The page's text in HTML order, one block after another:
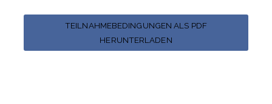
TEILNAHMEBEDINGUNGEN ALS PDF
HERUNTERLADEN